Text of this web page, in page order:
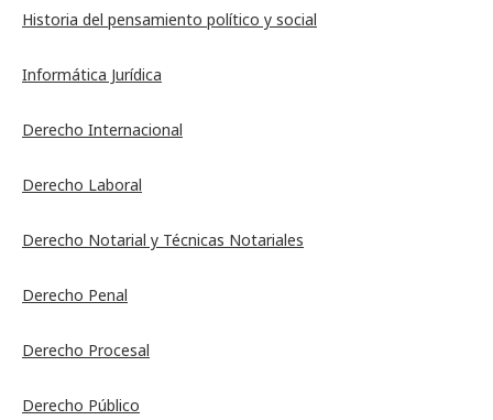
Historia del pensamiento político y social
Informática Jurídica
Derecho Internacional
Derecho Laboral
Derecho Notarial y Técnicas Notariales
Derecho Penal
Derecho Procesal
Derecho Público